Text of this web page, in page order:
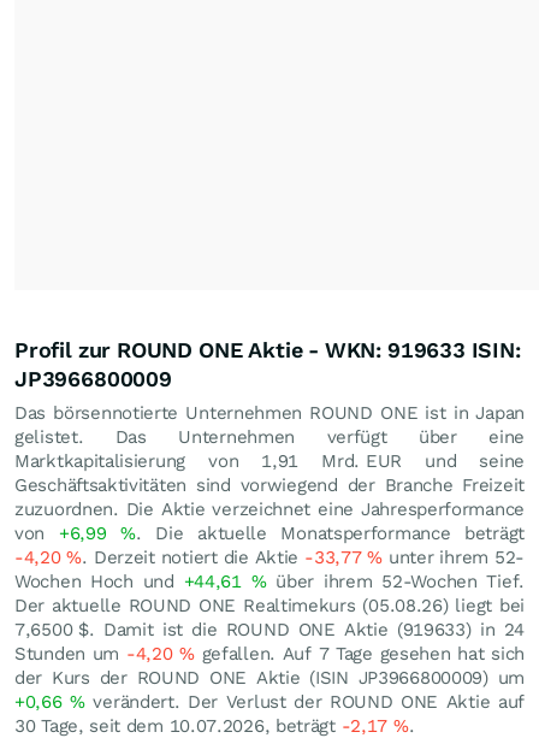
Profil zur ROUND ONE Aktie - WKN: 919633 ISIN:
JP3966800009
Das börsennotierte Unternehmen ROUND ONE ist in Japan
gelistet. Das Unternehmen verfügt über eine
Marktkapitalisierung von 1,91 Mrd. EUR und seine
Geschäftsaktivitäten sind vorwiegend der Branche Freizeit
zuzuordnen. Die Aktie verzeichnet eine Jahresperformance
von +6,99%. Die aktuelle Monatsperformance beträgt
-4,20%. Derzeit notiert die Aktie -33,77%unter ihrem 52-
Wochen Hoch und +44,61 %über ihrem 52-Wochen Tief.
Der aktuelle ROUND ONE Realtimekurs (05.08.26) liegt bei
7,6500 $. Damit ist die ROUND ONE Aktie (919633) in 24
Stunden um -4,20%gefallen. Auf 7 Tage gesehen hat sich
der Kurs der ROUND ONE Aktie (ISIN JP3966800009) um
+0,66%verändert. Der Verlust der ROUND ONE Aktie auf
30 Tage, seit dem 10.07.2026, beträgt -2,17 %.